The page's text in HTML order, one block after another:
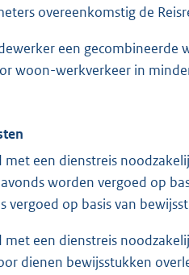
overeenkomstig de
een gecombineerde
woon-werkverkeer in
met een dienstreis
avonds worden vergoed op
vergoed op basis van
met een dienstreis
dienen bewijsstukken